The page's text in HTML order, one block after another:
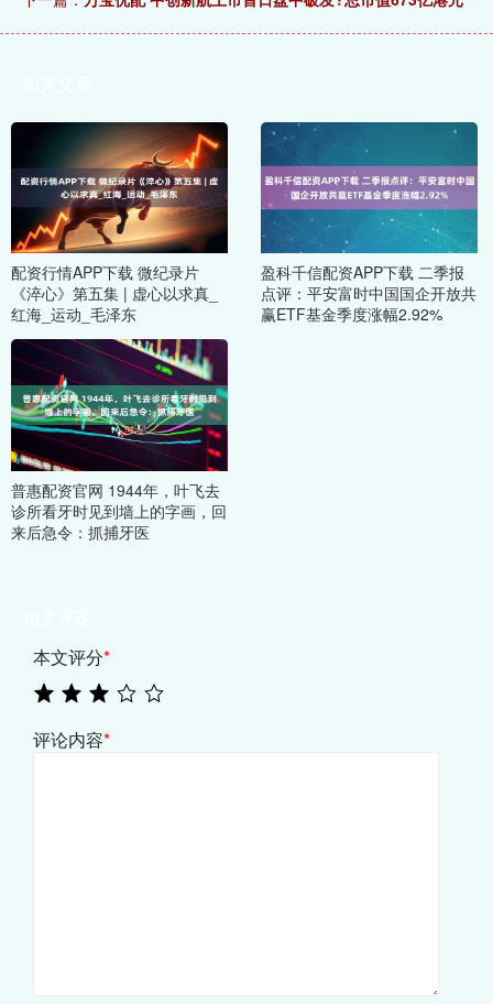
配资行情APP下载 微纪录片
《淬心》第五集 | 虚心以求真_
红海_运动_毛泽东
盈科千信配资APP下载 二季报
点评：平安富时中国国企开放共
赢ETF基金季度涨幅2.92%
普惠配资官网 1944年，叶飞去
诊所看牙时见到墙上的字画，回
来后急令：抓捕牙医
本文评分*
评论内容*